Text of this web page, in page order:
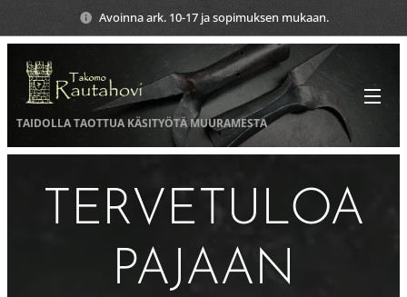
Avoinna ark. 10-17 ja sopimuksen mukaan.
TAIDOLLA TAOTTUA KÄSITYÖTÄMUURAMESTA
TERVETULOA
PAJAAN